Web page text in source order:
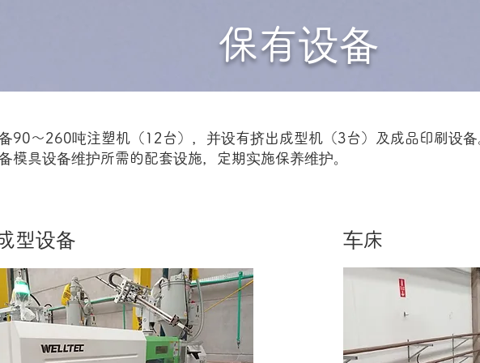
保有设备
90～260吨注塑机（12台），并设有挤出成型机（3台）及成品印刷设备
模具设备维护所需的配套设施，定期实施保养维护。
型设备 车床